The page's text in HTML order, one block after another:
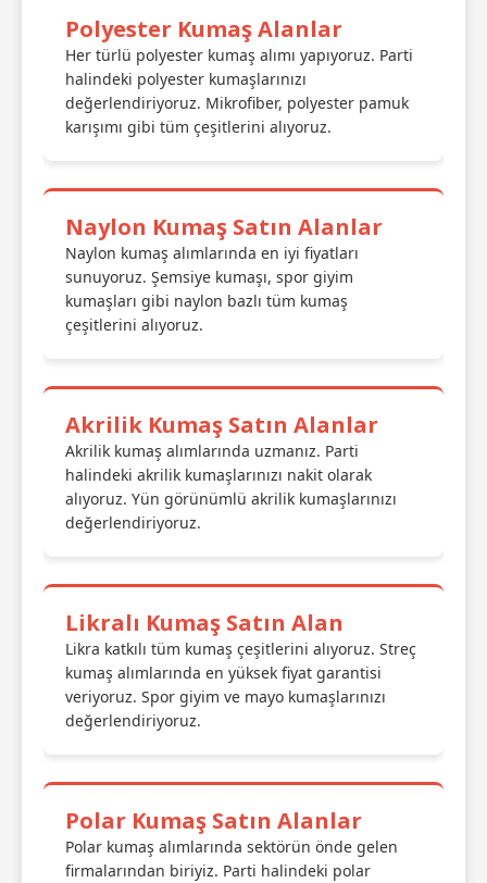
Polyester Kumaş Alanlar
Her türlü polyester kumaş alımı yapıyoruz. Parti
halindeki polyester kumaşlarınızı
değerlendiriyoruz. Mikrofiber, polyester pamuk
karışımı gibi tüm çeşitlerini alıyoruz.
Naylon Kumaş Satın Alanlar
Naylon kumaş alımlarında en iyi fiyatları
sunuyoruz. Şemsiye kumaşı, spor giyim
kumaşları gibi naylon bazlı tüm kumaş
çeşitlerini alıyoruz.
Akrilik Kumaş Satın Alanlar
Akrilik kumaş alımlarında uzmanız. Parti
halindeki akrilik kumaşlarınızı nakit olarak
alıyoruz. Yün görünümlü akrilik kumaşlarınızı
değerlendiriyoruz.
Likralı Kumaş Satın Alan
Likra katkılı tüm kumaş çeşitlerini alıyoruz. Streç
kumaş alımlarında en yüksek fiyat garantisi
veriyoruz. Spor giyim ve mayo kumaşlarınızı
değerlendiriyoruz.
Polar Kumaş Satın Alanlar
Polar kumaş alımlarında sektörün önde gelen
firmalarından biriyiz. Parti halindeki polar